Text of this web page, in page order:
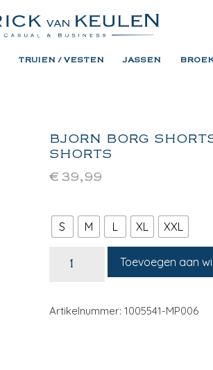
TRUIEN / VESTEN JASSEN
BJORN BORG
SHORTS
€ 39,99
S M L XL XXL
Toevoegen aan
Artikelnummer: 1005541-MP006